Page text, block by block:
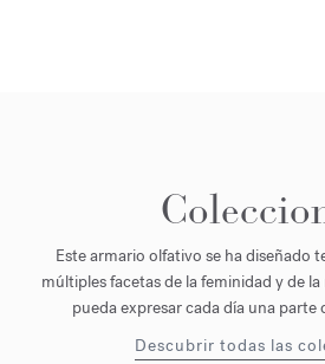
Este armario olfativo se ha diseñado
múltiples facetas de la feminidad y de
pueda expresar cada día una parte
Descubrir todas las